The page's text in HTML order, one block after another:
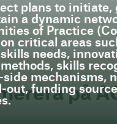
plans to initiate,
a dynamic
of Practice
critical areas
needs,
skills
mechanisms,
out, fundingpå